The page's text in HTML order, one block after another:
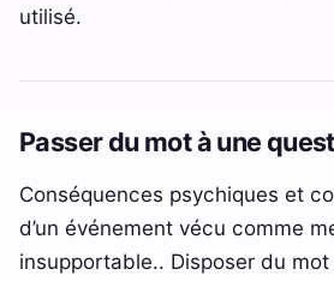
utilisé.
Passer du mot à une
Conséquences psychiques et
d’un événement vécu comme
insupportable.. Disposer du